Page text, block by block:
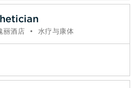
丽酒店 • 水疗与康体